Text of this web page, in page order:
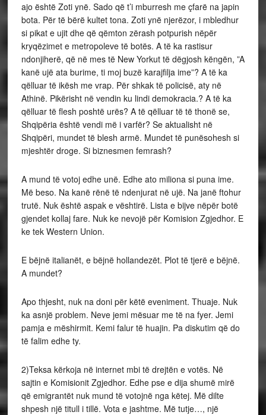
ajo është Zoti ynë. Sado që t’i mburresh me çfarë na japin
bota. Për të bërë kultet tona. Zoti ynë njerëzor, i mbledhur
si pikat e ujit dhe që qëmton zërash potpurish nëpër
kryqëzimet e metropoleve të botës. A të ka rastisur
ndonjiherë, që në mes të New Yorkut të dëgjosh këngën, ”A
kanë ujë ata burime, ti moj buzë karajfilja ime”? A të ka
qëlluar të ikësh me vrap. Për shkak të policisë, aty në
Athinë. Pikërisht në vendin ku lindi demokracia.? A të ka
qëlluar të flesh poshtë urës? A të qëlluar të të thonë se,
Shqipëria është vendi më i varfër? Se aktualisht në
Shqipëri, mundet të blesh armë. Mundet të punësohesh si
mjeshtër droge. Si biznesmen femrash?
A mund të votoj edhe unë. Edhe ato miliona si puna ime.
Më beso. Na kanë rënë të ndenjurat në ujë. Na janë ftohur
trutë. Nuk është aspak e vështirë. Lista e bijve nëpër botë
gjendet kollaj fare. Nuk ke nevojë për Komision Zgjedhor. E
ke tek Western Union.
E bëjnë italianët, e bëjnë hollandezët. Plot të tjerë e bëjnë.
A mundet?
Apo thjesht, nuk na doni për këtë eveniment. Thuaje. Nuk
ka asnjë problem. Neve jemi mësuar me të na fyer. Jemi
pamja e mëshirmit. Kemi falur të huajin. Pa diskutim që do
të falim edhe ty.
2)Teksa kërkoja në internet mbi të drejtën e votës. Në
sajtin e Komisionit Zgjedhor. Edhe pse e dija shumë mirë
që emigrantët nuk mund të votojnë nga këtej. Më dilte
shpesh një titull i tillë. Vota e jashtme. Më tutje…, një